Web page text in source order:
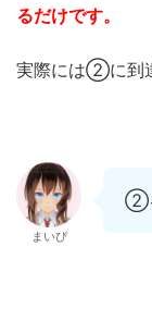
るだけです。
実際には②に到
まいぴ
②